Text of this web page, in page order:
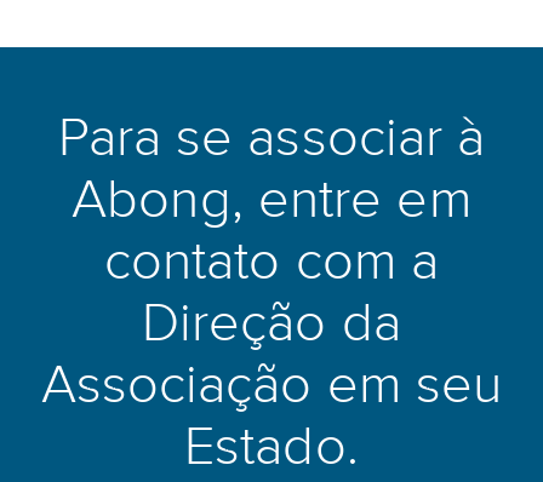
Para se associar à
Abong, entre em
contato com a
Direção da
Associação em seu
Estado.